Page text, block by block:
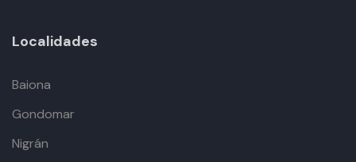
Localidades
Baiona
Gondomar
Nigrán